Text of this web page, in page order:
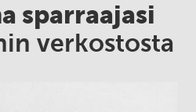
sparraajasi
verkostosta